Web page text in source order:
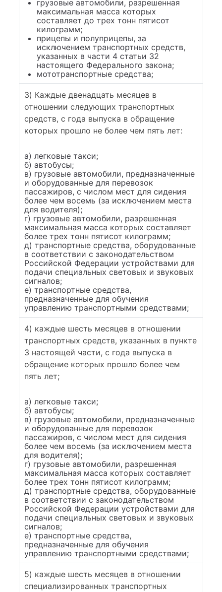
грузовые автомобили, разрешенная
максимальная масса которых
составляет до трех тонн пятисот
килограмм;
прицепы и полуприцепы, за
исключением транспортных средств,
указанных в части 4 статьи 32
настоящего Федерального закона;
мототранспортные средства;
3) Каждые двенадцать месяцев в
отношении следующих транспортных
средств, с года выпуска в обращение
которых прошло не более чем пять лет:
а) легковые такси;
б) автобусы;
в) грузовые автомобили, предназначенные
и оборудованные для перевозок
пассажиров, с числом мест для сидения
более чем восемь (за исключением места
для водителя);
г) грузовые автомобили, разрешенная
максимальная масса которых составляет
более трех тонн пятисот килограмм;
д) транспортные средства, оборудованные
в соответствии с законодательством
Российской Федерации устройствами для
подачи специальных световых и звуковых
сигналов;
е) транспортные средства,
предназначенные для обучения
управлению транспортными средствами;
4) каждые шесть месяцев в отношении
транспортных средств, указанных в пункте
3 настоящей части, с года выпуска в
обращение которых прошло более чем
пять лет;
а) легковые такси;
б) автобусы;
в) грузовые автомобили, предназначенные
и оборудованные для перевозок
пассажиров, с числом мест для сидения
более чем восемь (за исключением места
для водителя);
г) грузовые автомобили, разрешенная
максимальная масса которых составляет
более трех тонн пятисот килограмм;
д) транспортные средства, оборудованные
в соответствии с законодательством
Российской Федерации устройствами для
подачи специальных световых и звуковых
сигналов;
е) транспортные средства,
предназначенные для обучения
управлению транспортными средствами;
5) каждые шесть месяцев в отношении
специализированных транспортных